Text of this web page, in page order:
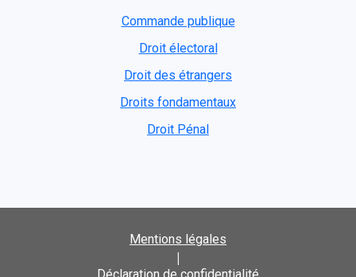
Commande publique
Droit électoral
Droit des étrangers
Droits fondamentaux
Droit Pénal
Mentions légales
|
Déclaration de confidentialité